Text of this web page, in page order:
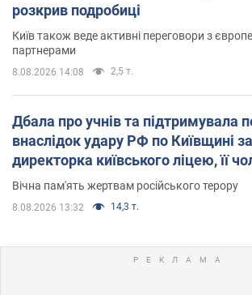
розкрив подробиці
Київ також веде активні переговори з
партнерами
8.08.2026 14:08 2,5 т.
Дбала про учнів та підтримувала
внаслідок удару РФ по Київщині
директорка київського ліцею, її
Вічна пам'ять жертвам російського терору
8.08.2026 13:32 14,3 т.